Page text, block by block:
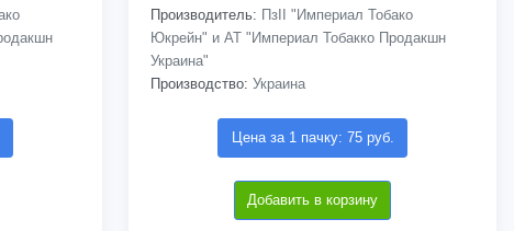
Производитель: ПзІІ "Империал Тобако
Юкрейн" и АТ "Империал Тобакко Продакшн
Украина"
Производство: Украина
Цена за 1 пачку: 75 руб.
Добавить в корзину